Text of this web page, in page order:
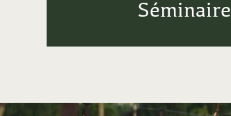
Séminaire